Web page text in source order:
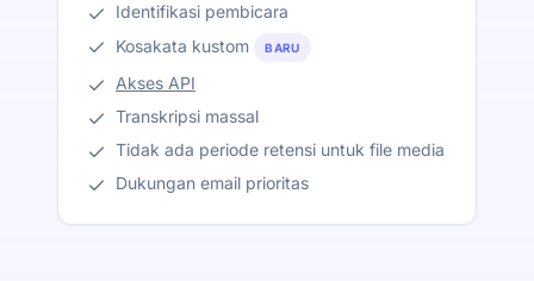
Identifikasi pembicara
Kosakata kustom
BARU
Akses API
Transkripsi massal
Tidak ada periode retensi untuk file media
Dukungan email prioritas